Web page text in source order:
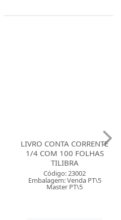
LIVRO CONTA CORRENTE
1/4 COM 100 FOLHAS
TILIBRA
Código: 23002
Embalagem: Venda PT\5
Master PT\5